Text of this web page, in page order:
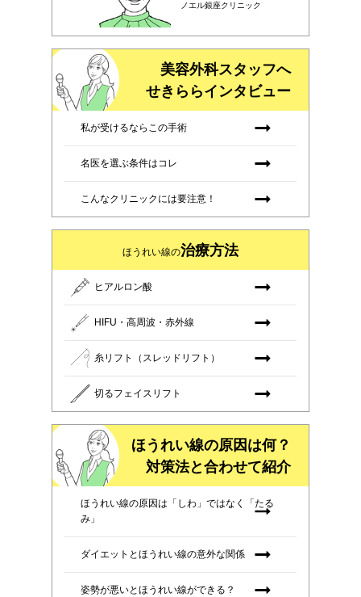
ノエル銀座クリニック
美容外科スタッフへ
せきららインタビュー
私が受けるならこの手術
名医を選ぶ条件はコレ
こんなクリニックには要注意！
ほうれい線の治療方法
ヒアルロン酸
HIFU・高周波・赤外線
糸リフト（スレッドリフト）
切るフェイスリフト
ほうれい線の原因は何？
対策法と合わせて紹介
ほうれい線の原因は「しわ」ではなく「たる
み」
ダイエットとほうれい線の意外な関係
姿勢が悪いとほうれい線ができる？